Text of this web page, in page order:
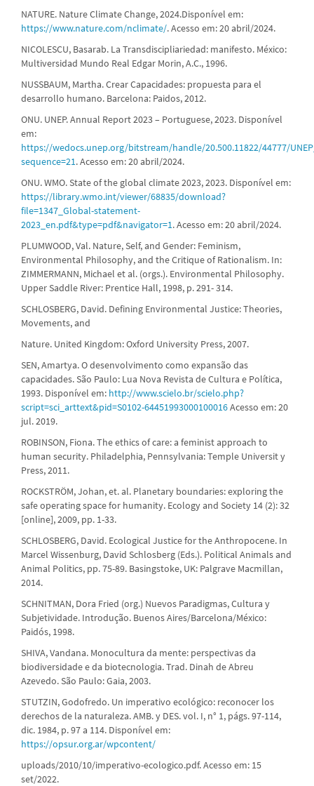
NATURE. Nature Climate Change, 2024.Disponível em:
https://www.nature.com/nclimate/. Acesso em: 20 abril/2024.
NICOLESCU, Basarab. La Transdiscipliariedad: manifesto. México:
Multiversidad Mundo Real Edgar Morin, A.C., 1996.
NUSSBAUM, Martha. Crear Capacidades: propuesta para el
desarrollo humano. Barcelona: Paidos, 2012.
ONU. UNEP. Annual Report 2023 – Portuguese, 2023. Disponível
em:
https://wedocs.unep.org/bitstream/handle/20.500.11822/44777/
sequence=21. Acesso em: 20 abril/2024.
ONU. WMO. State of the global climate 2023, 2023. Disponível em:
https://library.wmo.int/viewer/68835/download?
file=1347_Global-statement-
2023_en.pdf&type=pdf&navigator=1. Acesso em: 20 abril/2024.
PLUMWOOD, Val. Nature, Self, and Gender: Feminism,
Environmental Philosophy, and the Critique of Rationalism. In:
ZIMMERMANN, Michael et al. (orgs.). Environmental Philosophy.
Upper Saddle River: Prentice Hall, 1998, p. 291- 314.
SCHLOSBERG, David. Defining Environmental Justice: Theories,
Movements, and
Nature. United Kingdom: Oxford University Press, 2007.
SEN, Amartya. O desenvolvimento como expansão das
capacidades. São Paulo: Lua Nova Revista de Cultura e Política,
1993. Disponível em: http://www.scielo.br/scielo.php?
script=sci_arttext&pid=S0102-64451993000100016Acesso em: 20
jul. 2019.
ROBINSON, Fiona. The ethics of care: a feminist approach to
human security. Philadelphia, Pennsylvania: Temple Universit y
Press, 2011.
ROCKSTRÖM, Johan, et. al. Planetary boundaries: exploring the
safe operating space for humanity. Ecology and Society 14 (2): 32
[online], 2009, pp. 1-33.
SCHLOSBERG, David. Ecological Justice for the Anthropocene. In
Marcel Wissenburg, David Schlosberg (Eds.). Political Animals and
Animal Politics, pp. 75-89. Basingstoke, UK: Palgrave Macmillan,
2014.
SCHNITMAN, Dora Fried (org.) Nuevos Paradigmas, Cultura y
Subjetividade. Introdução. Buenos Aires/Barcelona/México:
Paidós, 1998.
SHIVA, Vandana. Monocultura da mente: perspectivas da
biodiversidade e da biotecnologia. Trad. Dinah de Abreu
Azevedo. São Paulo: Gaia, 2003.
STUTZIN, Godofredo. Un imperativo ecológico: reconocer los
derechos de la naturaleza. AMB. y DES. vol. I, n° 1, págs. 97-114,
dic. 1984, p. 97 a 114. Disponível em:
https://opsur.org.ar/wpcontent/
uploads/2010/10/imperativo-ecologico.pdf. Acesso em: 15
set/2022.